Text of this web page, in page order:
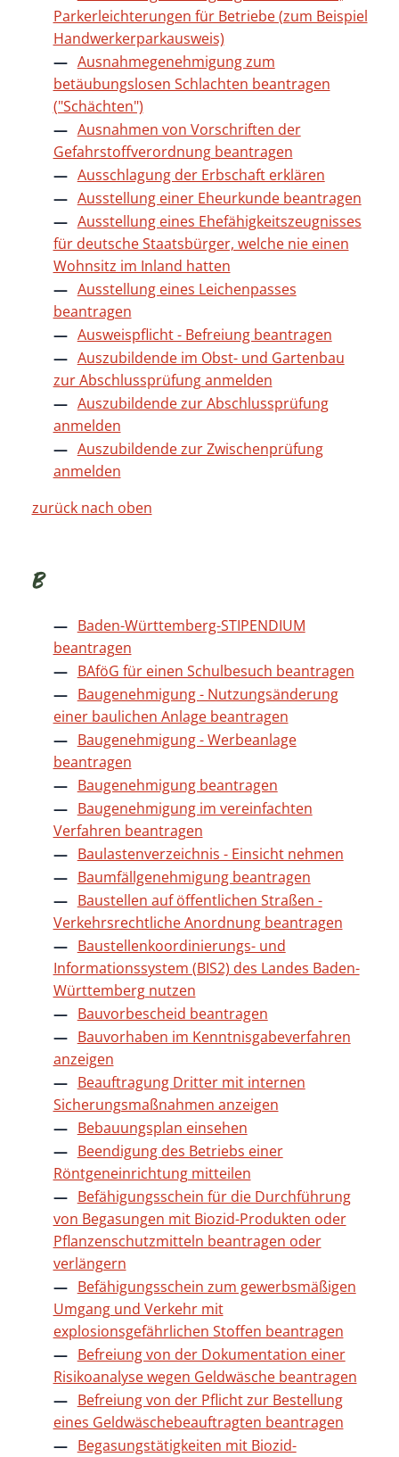
Parkerleichterungen für Betriebe (zum Beispiel
Handwerkerparkausweis)
Ausnahmegenehmigung zum
betäubungslosen Schlachten beantragen
("Schächten")
Ausnahmen von Vorschriften der
Gefahrstoffverordnung beantragen
Ausschlagung der Erbschaft erklären
Ausstellung einer Eheurkunde beantragen
Ausstellung eines Ehefähigkeitszeugnisses
für deutsche Staatsbürger, welche nie einen
Wohnsitz im Inland hatten
Ausstellung eines Leichenpasses
beantragen
Ausweispflicht - Befreiung beantragen
Auszubildende im Obst- und Gartenbau
zur Abschlussprüfung anmelden
Auszubildende zur Abschlussprüfung
anmelden
Auszubildende zur Zwischenprüfung
anmelden
zurück nach oben
B
Baden-Württemberg-STIPENDIUM
beantragen
BAföG für einen Schulbesuch beantragen
Baugenehmigung - Nutzungsänderung
einer baulichen Anlage beantragen
Baugenehmigung - Werbeanlage
beantragen
Baugenehmigung beantragen
Baugenehmigung im vereinfachten
Verfahren beantragen
Baulastenverzeichnis - Einsicht nehmen
Baumfällgenehmigung beantragen
Baustellen auf öffentlichen Straßen -
Verkehrsrechtliche Anordnung beantragen
Baustellenkoordinierungs- und
Informationssystem (BIS2) des Landes Baden-
Württemberg nutzen
Bauvorbescheid beantragen
Bauvorhaben im Kenntnisgabeverfahren
anzeigen
Beauftragung Dritter mit internen
Sicherungsmaßnahmen anzeigen
Bebauungsplan einsehen
Beendigung des Betriebs einer
Röntgeneinrichtung mitteilen
Befähigungsschein für die Durchführung
von Begasungen mit Biozid-Produkten oder
Pflanzenschutzmitteln beantragen oder
verlängern
Befähigungsschein zum gewerbsmäßigen
Umgang und Verkehr mit
explosionsgefährlichen Stoffen beantragen
Befreiung von der Dokumentation einer
Risikoanalyse wegen Geldwäsche beantragen
Befreiung von der Pflicht zur Bestellung
eines Geldwäschebeauftragten beantragen
Begasungstätigkeiten mit Biozid-